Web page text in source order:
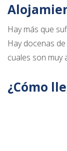
Hay más que
Hay docenas
cuales son muy
¿Cómo